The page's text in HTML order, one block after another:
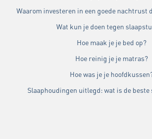
Waarom investeren in een goede nachtrust
Wat kun je doen tegen
Hoe maak je je bed op?
Hoe reinig je je matras?
Hoe was je je
Slaaphoudingen uitlegd: wat is de beste